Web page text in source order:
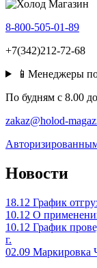
8-800-505-01-89
+7(342)212-72-68
📱Менеджеры
По будням c 8.00
zakaz@holod-
Новости
18.12 График
10.12 О
10.12 График
г.
02.09 Маркировка